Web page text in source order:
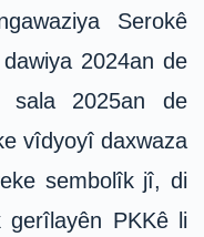
Serokê
2024an de
2025an de
vîdyoyî daxwaza
sembolîk jî, di
gerîlayên PKKê li